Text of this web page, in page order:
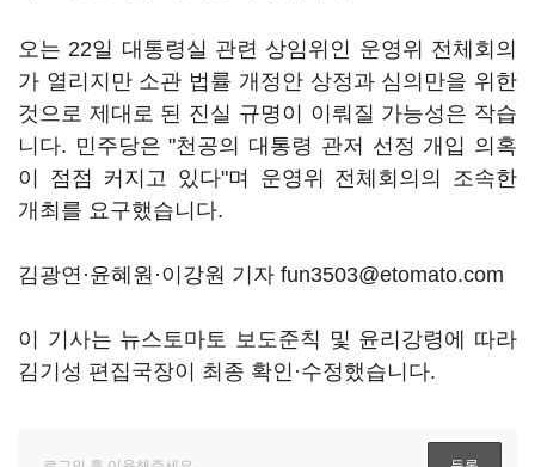
오는 22일 대통령실 관련 상임위인 운영위 전체회의
가 열리지만 소관 법률 개정안 상정과 심의만을 위한
것으로 제대로 된 진실 규명이 이뤄질 가능성은 작습
니다. 민주당은 "천공의 대통령 관저 선정 개입 의혹
이 점점 커지고 있다"며 운영위 전체회의의 조속한
개최를 요구했습니다.
김광연·윤혜원·이강원 기자 fun3503@etomato.com
이 기사는 뉴스토마토 보도준칙 및 윤리강령에 따라
김기성 편집국장이 최종 확인·수정했습니다.